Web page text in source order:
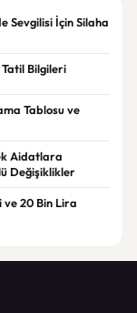
Sevgilisi İçin Silaha
Tatil Bilgileri
Tablosu ve
Aidatlara
Değişiklikler
ve 20 Bin Lira